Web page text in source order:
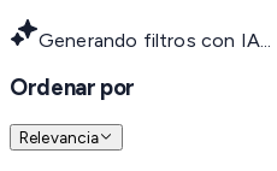
Generando filtros con IA...
Ordenar por
Relevancia